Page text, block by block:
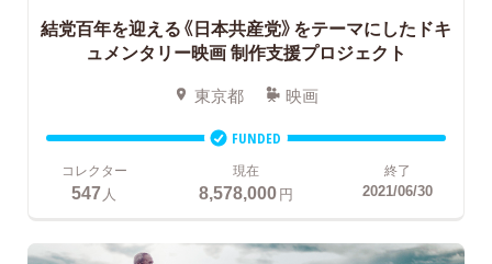
結党百年を迎える《日本共産党》をテーマにしたドキ
ュメンタリー映画制作支援プロジェクト
東京都 映画
FUNDED
コレクター
547人
現在
8,578,000円
終了
2021/06/30